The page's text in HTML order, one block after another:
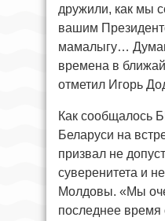
дружили, как мы
вашим
мамалыгу…
времена в
отметил Игорь
Как сообщалось
Беларуси на
призвал не
суверенитета и
Молдовы. «Мы
последнее